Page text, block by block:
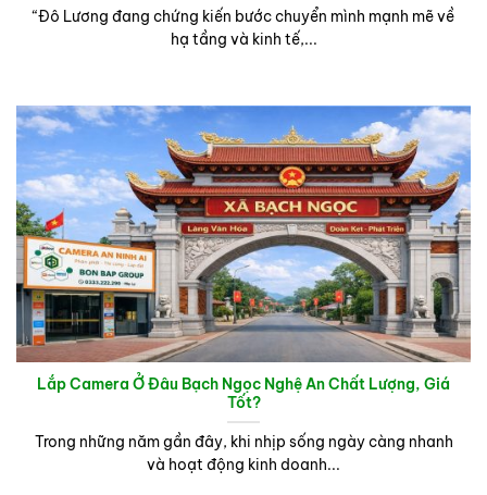
“Đô Lương đang chứng kiến bước chuyển mình mạnh mẽ về
hạ tầng và kinh tế,...
Lắp Camera Ở Đâu Bạch Ngọc Nghệ An Chất Lượng, Giá
Tốt?
Trong những năm gần đây, khi nhịp sống ngày càng nhanh
và hoạt động kinh doanh...